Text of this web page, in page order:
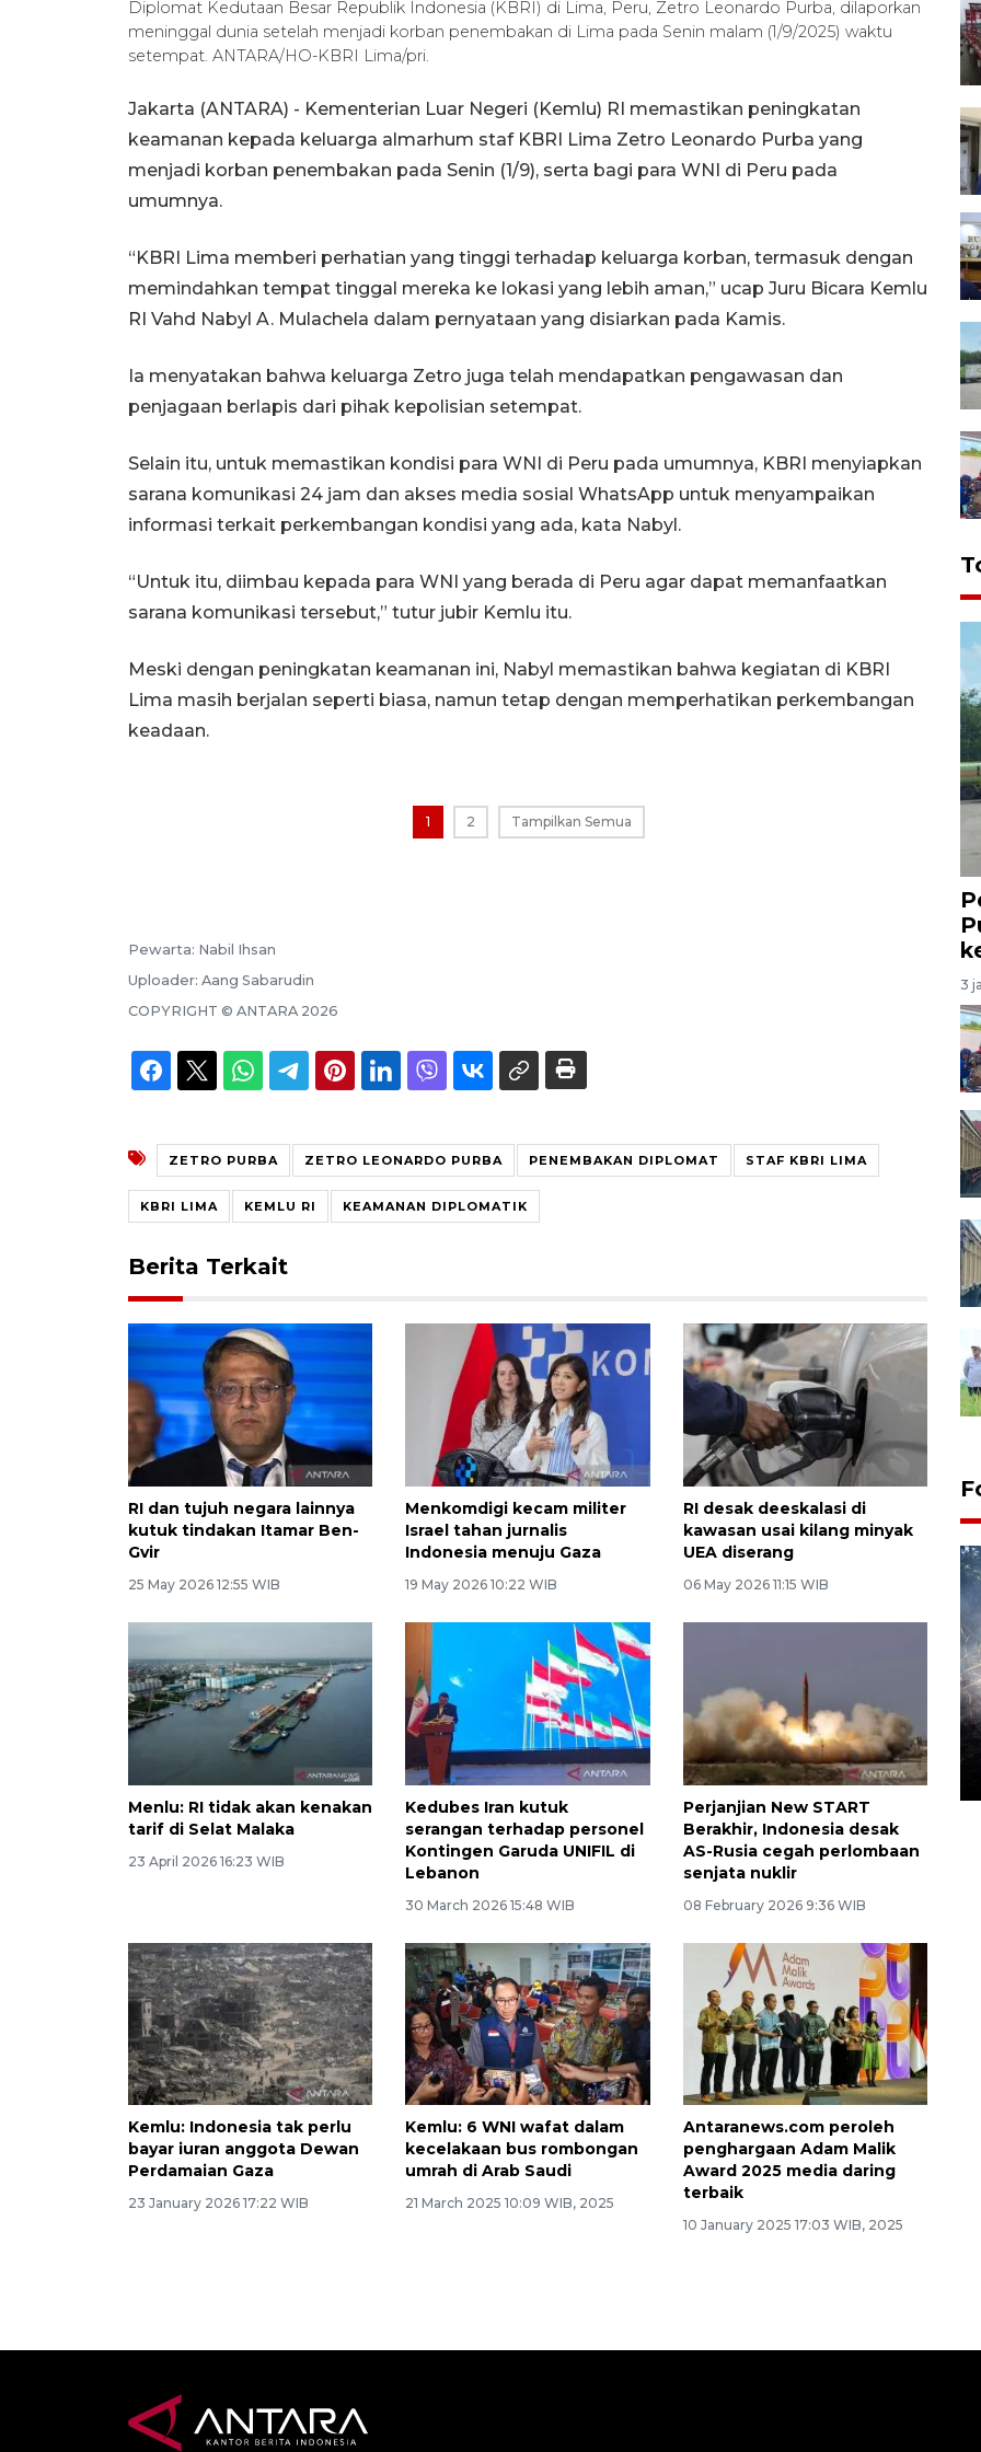
Diplomat Kedutaan Besar Republik Indonesia (KBRI) di Lima, Peru, Zetro Leonardo Purba, dilaporkan
meninggal dunia setelah menjadi korban penembakan di Lima pada Senin malam (1/9/2025) waktu
setempat. ANTARA/HO-KBRI Lima/pri.
Jakarta (ANTARA) - Kementerian Luar Negeri (Kemlu) RI memastikan peningkatan
keamanan kepada keluarga almarhum staf KBRI Lima Zetro Leonardo Purba yang
menjadi korban penembakan pada Senin (1/9), serta bagi para WNI di Peru pada
umumnya.
“KBRI Lima memberi perhatian yang tinggi terhadap keluarga korban, termasuk dengan
memindahkan tempat tinggal mereka ke lokasi yang lebih aman,” ucap Juru Bicara Kemlu
RI Vahd Nabyl A. Mulachela dalam pernyataan yang disiarkan pada Kamis.
Ia menyatakan bahwa keluarga Zetro juga telah mendapatkan pengawasan dan
penjagaan berlapis dari pihak kepolisian setempat.
Selain itu, untuk memastikan kondisi para WNI di Peru pada umumnya, KBRI menyiapkan
sarana komunikasi 24 jam dan akses media sosial WhatsApp untuk menyampaikan
informasi terkait perkembangan kondisi yang ada, kata Nabyl.
“Untuk itu, diimbau kepada para WNI yang berada di Peru agar dapat memanfaatkan
sarana komunikasi tersebut,” tutur jubir Kemlu itu.
Meski dengan peningkatan keamanan ini, Nabyl memastikan bahwa kegiatan di KBRI
Lima masih berjalan seperti biasa, namun tetap dengan memperhatikan perkembangan
keadaan.
1 2 Tampilkan Semua
Pewarta: Nabil Ihsan
Uploader: Aang Sabarudin
COPYRIGHT © ANTARA 2026
ZETRO PURBA ZETRO LEONARDO PURBA PENEMBAKAN DIPLOMAT STAF KBRI LIMA
KBRI LIMA KEMLU RI KEAMANAN DIPLOMATIK
Berita Terkait
RI dan tujuh negara lainnya
kutuk tindakan Itamar Ben-
Gvir
25 May 2026 12:55 WIB
Menkomdigi kecam militer
Israel tahan jurnalis
Indonesia menuju Gaza
19 May 2026 10:22 WIB
RI desak deeskalasi di
kawasan usai kilang minyak
UEA diserang
06 May 2026 11:15 WIB
Menlu: RI tidak akan kenakan
tarif di Selat Malaka
23 April 2026 16:23 WIB
Kedubes Iran kutuk
serangan terhadap personel
Kontingen Garuda UNIFIL di
Lebanon
30 March 2026 15:48 WIB
Perjanjian New START
Berakhir, Indonesia desak
AS-Rusia cegah perlombaan
senjata nuklir
08 February 2026 9:36 WIB
Kemlu: Indonesia tak perlu
bayar iuran anggota Dewan
Perdamaian Gaza
23 January 2026 17:22 WIB
Kemlu: 6 WNI wafat dalam
kecelakaan bus rombongan
umrah di Arab Saudi
21 March 2025 10:09 WIB, 2025
Antaranews.com peroleh
penghargaan Adam Malik
Award 2025 media daring
terbaik
10 January 2025 17:03 WIB, 2025
3
Alokasi anggaran untuk bibit
kopi arabika Gayo
15 June 2026 11:15 WIB